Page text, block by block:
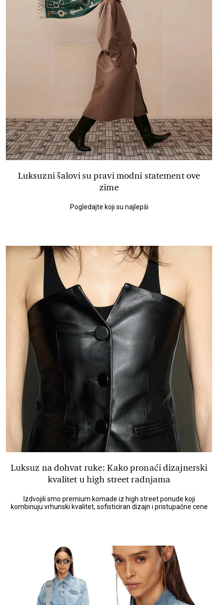
Luksuzni šalovi su pravi modni statement ove
zime
Pogledajte koji su najlepši
Luksuz na dohvat ruke: Kako pronaći dizajnerski
kvalitet u high street radnjama
Izdvojili smo premium komade iz high street ponude koji
kombinuju vrhunski kvalitet, sofisticiran dizajn i pristupačne cene